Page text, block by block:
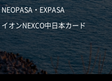
NEOPASA・EXPASA
イオンNEXCO中日本カード